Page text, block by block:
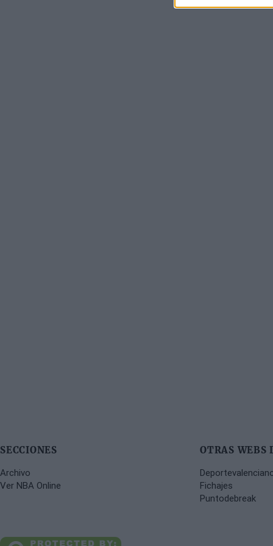
SECCIONES
Archivo
Ver NBA Online
OTRAS WEBS
Fichajes
Puntodebreak